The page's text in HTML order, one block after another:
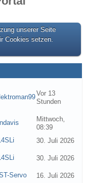
unserer Seite
Cookies setzen.
Vor 13
Stunden
Mittwoch,
08:39
30. Juli 2026
30. Juli 2026
Servo
16. Juli 2026